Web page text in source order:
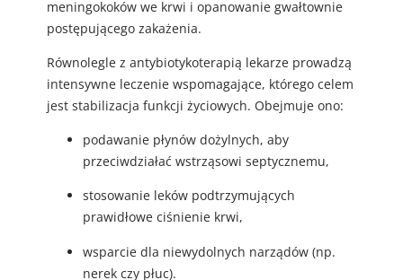
meningokoków we krwi i opanowanie gwałtownie
postępującego zakażenia.
Równolegle z antybiotykoterapią lekarze prowadzą
intensywne leczenie wspomagające, którego celem
jest stabilizacja funkcji życiowych. Obejmuje ono:
podawanie płynów dożylnych, aby
przeciwdziałać wstrząsowi septycznemu,
stosowanie leków podtrzymujących
prawidłowe ciśnienie krwi,
wsparcie dla niewydolnych narządów (np.
nerek czy płuc).